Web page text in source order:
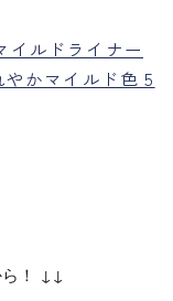
イルドライナー
かマイルド色 5
ら！ ↓↓